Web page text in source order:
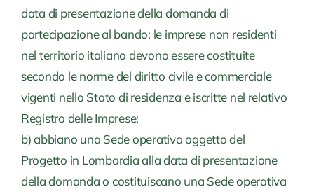
data di presentazione della domanda di
partecipazione al bando; le imprese non residenti
nel territorio italiano devono essere costituite
secondo le norme del diritto civile e commerciale
vigenti nello Stato di residenza e iscritte nel relativo
Registro delle Imprese;
b) abbiano una Sede operativa oggetto del
Progetto in Lombardia alla data di presentazione
della domanda o costituiscano una Sede operativa